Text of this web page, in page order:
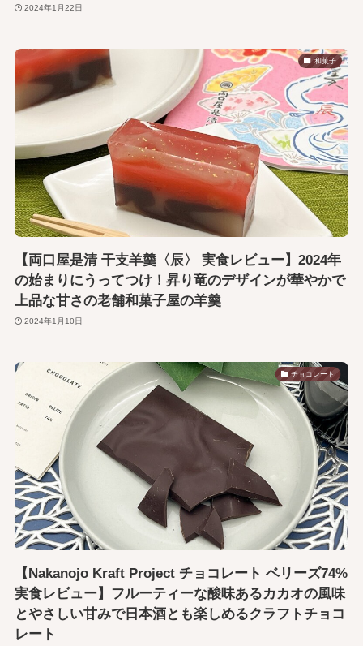
2024年1月22日
和菓子
【両口屋是清 干支羊羹〈辰〉 実食レビュー】2024年
の始まりにうってつけ！昇り竜のデザインが華やかで
上品な甘さの老舗和菓子屋の羊羹
2024年1月10日
チョコレート
【Nakanojo Kraft Project チョコレート ベリーズ74%
実食レビュー】フルーティーな酸味あるカカオの風味
とやさしい甘みで日本酒とも楽しめるクラフトチョコ
レート